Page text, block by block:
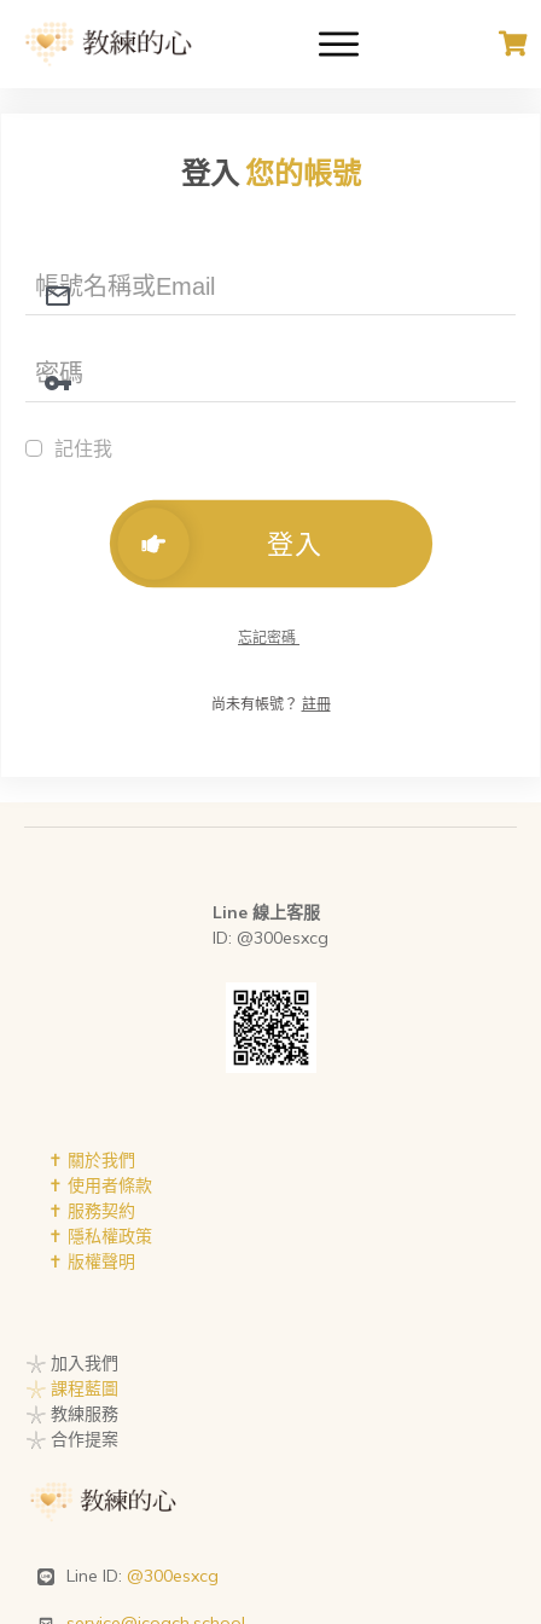
登入您的帳號
記住我
登入
忘記密碼
尚未有帳號？ 註冊
Line 線上客服
ID: @300esxcg
✝︎ 關於我們
✝︎ 使用者條款
✝︎ 服務契約
✝︎ 隱私權政策
✝︎ 版權聲明
𓇼 加入我們
𓇼 課程藍圖
𓇼 教練服務
𓇼 合作提案
Line ID: @300esxcg